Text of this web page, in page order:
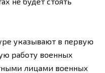
указывают в первую
работу военных
лицами военных